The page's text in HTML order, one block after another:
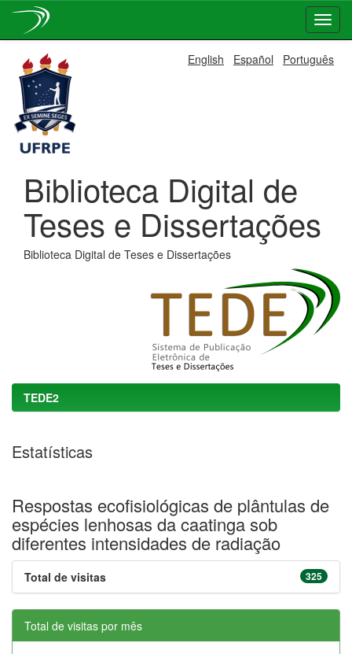
navigation
English Español Português
Biblioteca Digital de
Teses e Dissertações
Biblioteca Digital de Teses e Dissertações
TEDE2
Estatísticas
Respostas ecofisiológicas de plântulas de
espécies lenhosas da caatinga sob
diferentes intensidades de radiação
325
Total de visitas
Total de visitas por mês